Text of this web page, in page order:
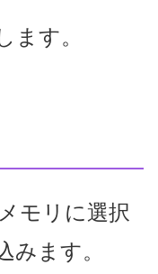
ます。
モリに選択
みます。